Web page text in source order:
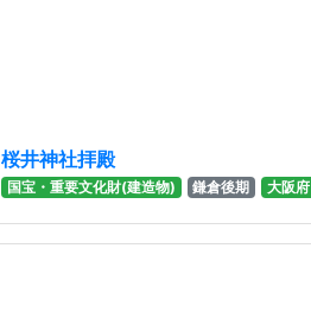
桜井神社拝殿
国宝・重要文化財(建造物) 鎌倉後期 大阪府